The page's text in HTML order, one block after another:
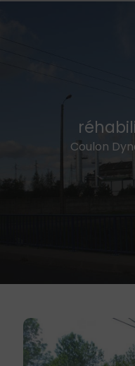
Coulon